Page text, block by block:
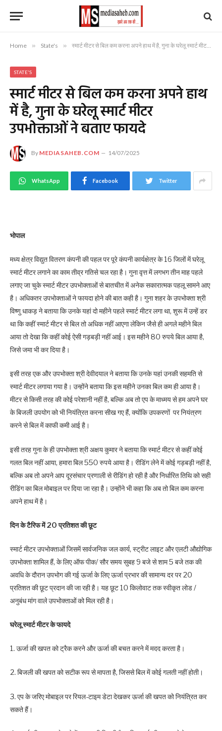
Home » State's » स्मार्ट मीटर से बिल कम करना अपने हाथ में है, गुना के घरेलू स्मार्ट मीटर उपभोक्ताओं ने बताए फायदे
STATE'S
स्मार्ट मीटर से बिल कम करना अपने हाथ
में है, गुना के घरेलू स्मार्ट मीटर
उपभोक्ताओं ने बताए फायदे
By MEDIASAHEB.COM 14/07/2025
WhatsApp Facebook Twitter
भोपाल
मध्य क्षेत्र विद्युत वितरण कंपनी की पहल पर पूरे कंपनी कार्यक्षेत्र के 16 जिलों में घरेलू
स्मार्ट मीटर लगाने का काम तीव्र गतिसे चल रहा है। गुना वृत्त में लगभग तीन माह पहले
लगाए जा चुके स्मार्ट मीटर उपभोक्ताओं से बातचीत में अनेक सकारात्मक पहलू सामने आए
है। अधिकतर उपभोक्ताओं ने फायदा होने की बात कही है। गुना शहर के उपभोक्ता श्री
विष्णु धाकड़ ने बताया कि उनके यहां दो महीने पहले स्मार्ट मीटर लगा था, शुरू में उन्हें डर
था कि कहीं स्मार्ट मीटर से बिल तो अधिक नहीं आएगा लेकिन जैसे ही अगले महीने बिल
आया तो देखा कि कहीं कोई ऐसी गड़बड़ी नहीं आई। इस महीने 80 रुपये बिल आया है,
जिसे जमा भी कर दिया है।
इसी तरह एक और उपभोक्ता श्री देवीदयाल ने बताया कि उनके यहां उनकी सहमति से
स्मार्ट मीटर लगाया गया है। उन्होंने बताया कि इस महीने उनका बिल कम ही आया है।
मीटर से किसी तरह की कोई परेशानी नहीं है, बल्कि अब तो एप के माध्मय से हम अपने घर
के बिजली उपयोग को भी नियंत्रित करना सीख गए हैं, क्योंकि उपकरणों पर नियंत्रण
करने से बिल में काफी कमी आई है।
इसी तरह गुना के ही उपभोक्ता श्री अक्षय कुमार ने बताया कि स्मार्ट मीटर से कहीं कोई
गलत बिल नहीं आया, हमारा बिल 550 रुपये आया है। रीडिंग लेने में कोई गड़बड़ी नहीं है,
बल्कि अब तो अपने आप दूरसंचार प्रणाली से रीडिंग हो रही है और निर्धारित तिथि को सही
रीडिंग का बिल मोबाइल पर दिया जा रहा है। उन्होंने भी कहा कि अब तो बिल कम करना
अपने हाथ में है।
दिन के टैरिफ में 20 प्रतिशत की छूट
स्मार्ट मीटर उपभोक्ताओं जिसमें सार्वजनिक जल कार्य, स्ट्रीट लाइट और एलटी औद्योगिक
उपभोक्ता शामिल हैं, के लिए ऑफ पीक/ सौर समय सुबह 9 बजे से शाम 5 बजे तक की
अवधि के दौरान उपभोग की गई ऊर्जा के लिए ऊर्जा प्रभार की सामान्य दर पर 20
प्रतिशत की छूट प्रदान की जा रही है। यह छूट 10 किलोवाट तक स्वीकृत लोड /
अनुबंध मांग वाले उपभोक्ताओं को मिल रही है।
घरेलू स्मार्ट मीटर के फायदे
1. ऊर्जा की खपत को ट्रैक करने और ऊर्जा की बचत करने में मदद करता है।
2. बिजली की खपत को सटीक रूप से मापता है, जिससे बिल में कोई गलती नहीं होती।
3. एप के जरिए मोबाइल पर रियल-टाइम डेटा देखकर ऊर्जा की खपत को नियंत्रित कर
सकते हैं।